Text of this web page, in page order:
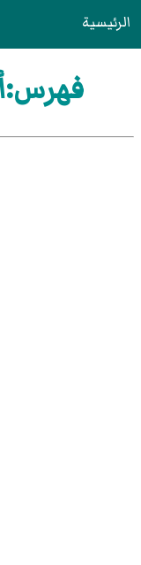
الرئيسية